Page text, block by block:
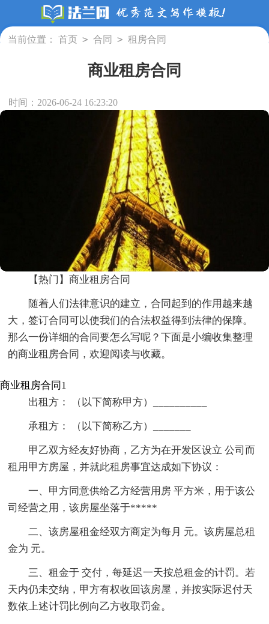
当前位置： 首页 > 合同 > 租房合同
商业租房合同
时间：2026-06-24 16:23:20
【热门】商业租房合同
随着人们法律意识的建立，合同起到的作用越来越
大，签订合同可以使我们的合法权益得到法律的保障。
那么一份详细的合同要怎么写呢？下面是小编收集整理
的商业租房合同，欢迎阅读与收藏。
商业租房合同1
出租方： （以下简称甲方）__________
承租方： （以下简称乙方）_______
甲乙双方经友好协商，乙方为在开发区设立 公司而
租用甲方房屋，并就此租房事宜达成如下协议：
一、甲方同意供给乙方经营用房 平方米，用于该公
司经营之用，该房屋坐落于*****
二、该房屋租金经双方商定为每月 元。该房屋总租
金为 元。
三、租金于 交付，每延迟一天按总租金的计罚。若
天内仍未交纳，甲方有权收回该房屋，并按实际迟付天
数依上述计罚比例向乙方收取罚金。